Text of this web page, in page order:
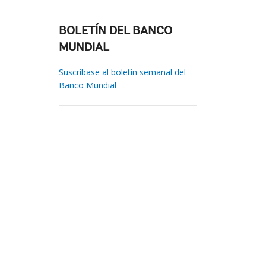
BOLETÍN DEL BANCO
MUNDIAL
Suscríbase al boletín semanal del
Banco Mundial